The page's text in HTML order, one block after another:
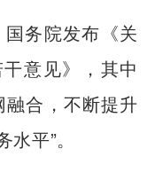
务院发布《关
意见》，其中
融合，不断提升
平”。